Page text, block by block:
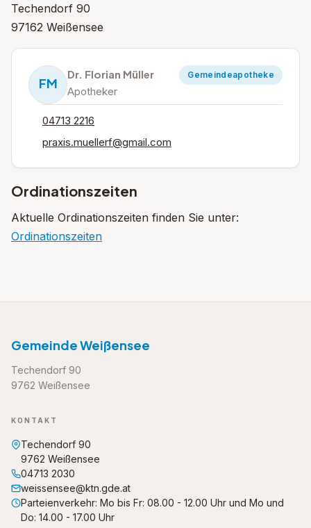
Techendorf 90
97162 Weißensee
FM
Dr. Florian Müller
Apotheker
Gemeindeapotheke
04713 2216
praxis.muellerf@gmail.com
Ordinationszeiten
Aktuelle Ordinationszeiten finden Sie unter:
Ordinationszeiten
Gemeinde Weißensee
Techendorf 90
9762 Weißensee
KONTAKT
Techendorf 90
9762 Weißensee
04713 2030
weissensee@ktn.gde.at
Parteienverkehr: Mo bis Fr: 08.00 - 12.00 Uhr und Mo und
Do: 14.00 - 17.00 Uhr